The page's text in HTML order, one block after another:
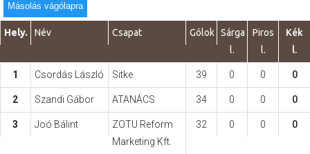
Szabadidő
Hasznos
Másolás vágólapra
Hely. Név Csapat Gólok Sárga
l.
Piros
l.
Kék
l.
1 Csordás László Sitke 39 0 0 0
2 Szandi Gábor ATANÁCS 34 0 0 0
3 Joó Bálint
ZOTU Reform
Marketing Kft.
32 0 0 0